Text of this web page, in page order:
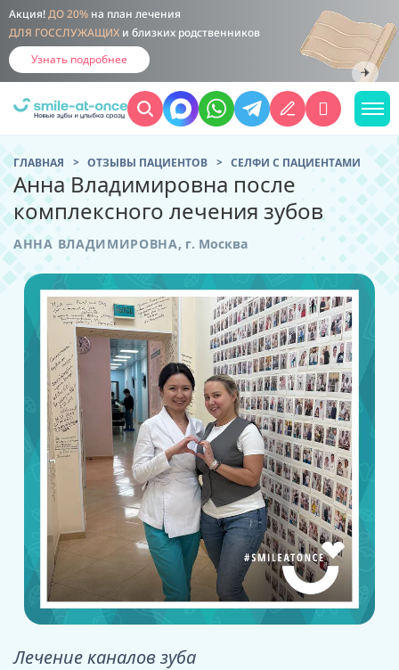
Акция! ДО 20% на план лечения
ДЛЯ ГОССЛУЖАЩИХ и близких родственников
Узнать подробнее
ГЛАВНАЯ ОТЗЫВЫ ПАЦИЕНТОВ CЕЛФИ С ПАЦИЕНТАМИ
Анна Владимировна после
комплексного лечения зубов
АННА ВЛАДИМИРОВНА, г. Москва
Лечение каналов зуба